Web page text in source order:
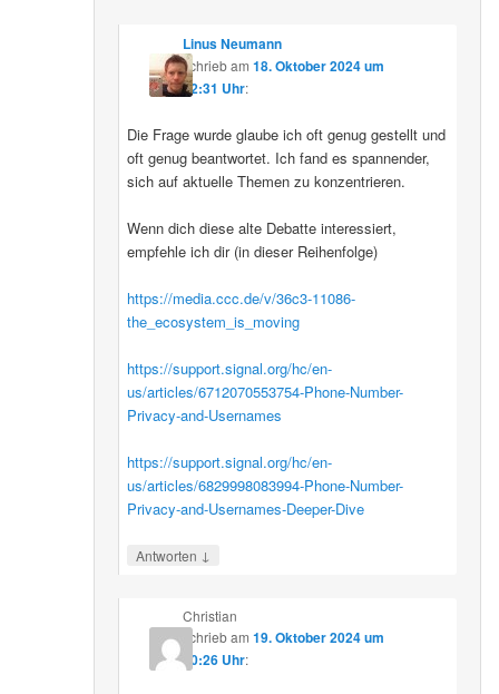
Linus Neumann
schriebam 18. Oktober 2024 um
12:31 Uhr:
Die Frage wurde glaube ich oft genug gestellt und
oft genug beantwortet. Ich fand es spannender,
sich auf aktuelle Themen zu konzentrieren.
Wenn dich diese alte Debatte interessiert,
empfehle ich dir (in dieser Reihenfolge)
https://media.ccc.de/v/36c3-11086-
the_ecosystem_is_moving
https://support.signal.org/hc/en-
us/articles/6712070553754-Phone-Number-
Privacy-and-Usernames
https://support.signal.org/hc/en-
us/articles/6829998083994-Phone-Number-
Privacy-and-Usernames-Deeper-Dive
Antworten ↓
Christian
schriebam 19. Oktober 2024 um
10:26 Uhr: